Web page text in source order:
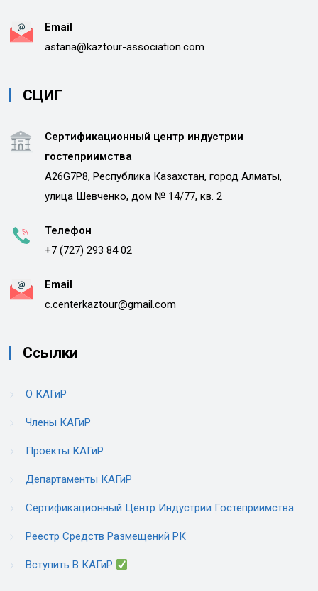
Email
astana@kaztour-association.com
СЦИГ
Сертификационный центр индустрии
гостеприимства
A26G7P8, Республика Казахстан, город Алматы,
улица Шевченко, дом № 14/77, кв. 2
Телефон
+7 (727) 293 84 02
Email
c.centerkaztour@gmail.com
Ссылки
О КАГиР
Члены КАГиР
Проекты КАГиР
Департаменты КАГиР
Сертификационный Центр Индустрии Гостеприимства
Реестр Средств Размещений РК
Вступить В КАГиР